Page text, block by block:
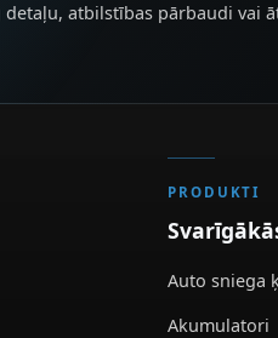
detaļu, atbilstības pārbaudi vai
PRODUKTI
Auto sniega
Akumulatori